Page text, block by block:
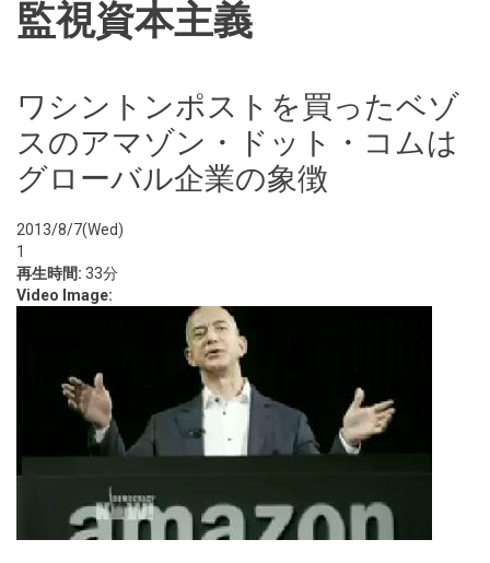
監視資本主義
ワシントンポストを買ったベゾ
スのアマゾン・ドット・コムは
グローバル企業の象徴
2013/8/7(Wed)
1
再生時間: 33分
Video Image: